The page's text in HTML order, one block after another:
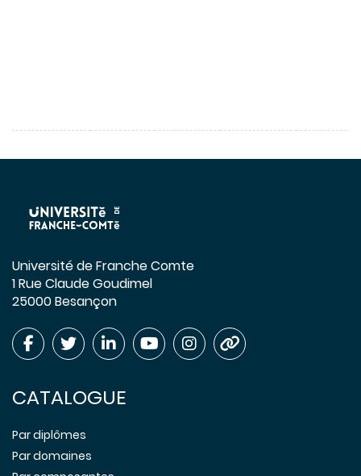
Université de Franche Comte
1 Rue Claude Goudimel
25000 Besançon
CATALOGUE
Par diplômes
Par domaines